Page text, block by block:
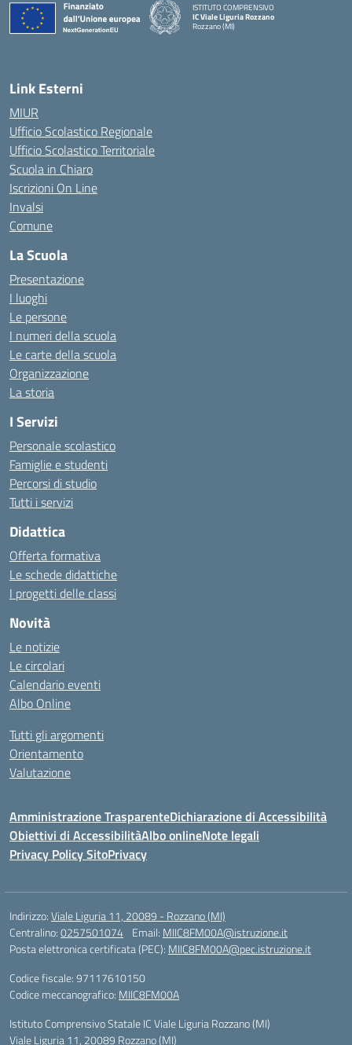
ISTITUTO COMPRENSIVO
IC Viale Liguria Rozzano
Rozzano (MI)
Link Esterni
MIUR
Ufficio Scolastico Regionale
Ufficio Scolastico Territoriale
Scuola in Chiaro
Iscrizioni On Line
Invalsi
Comune
La Scuola
Presentazione
I luoghi
Le persone
I numeri della scuola
Le carte della scuola
Organizzazione
La storia
I Servizi
Personale scolastico
Famiglie e studenti
Percorsi di studio
Tutti i servizi
Didattica
Offerta formativa
Le schede didattiche
I progetti delle classi
Novità
Le notizie
Le circolari
Calendario eventi
Albo Online
Tutti gli argomenti
Orientamento
Valutazione
Amministrazione TrasparenteDichiarazione di Accessibilità
Obiettivi di AccessibilitàAlbo onlineNote legali
Privacy Policy SitoPrivacy
Indirizzo:Viale Liguria 11, 20089 - Rozzano (MI)
Centralino:0257501074 Email: MIIC8FM00A@istruzione.it
Posta elettronica certificata (PEC): MIIC8FM00A@pec.istruzione.it
Codice fiscale: 97117610150
Codice meccanografico: MIIC8FM00A
Istituto Comprensivo Statale IC Viale Liguria Rozzano (MI)
Viale Liguria 11, 20089 Rozzano (MI)